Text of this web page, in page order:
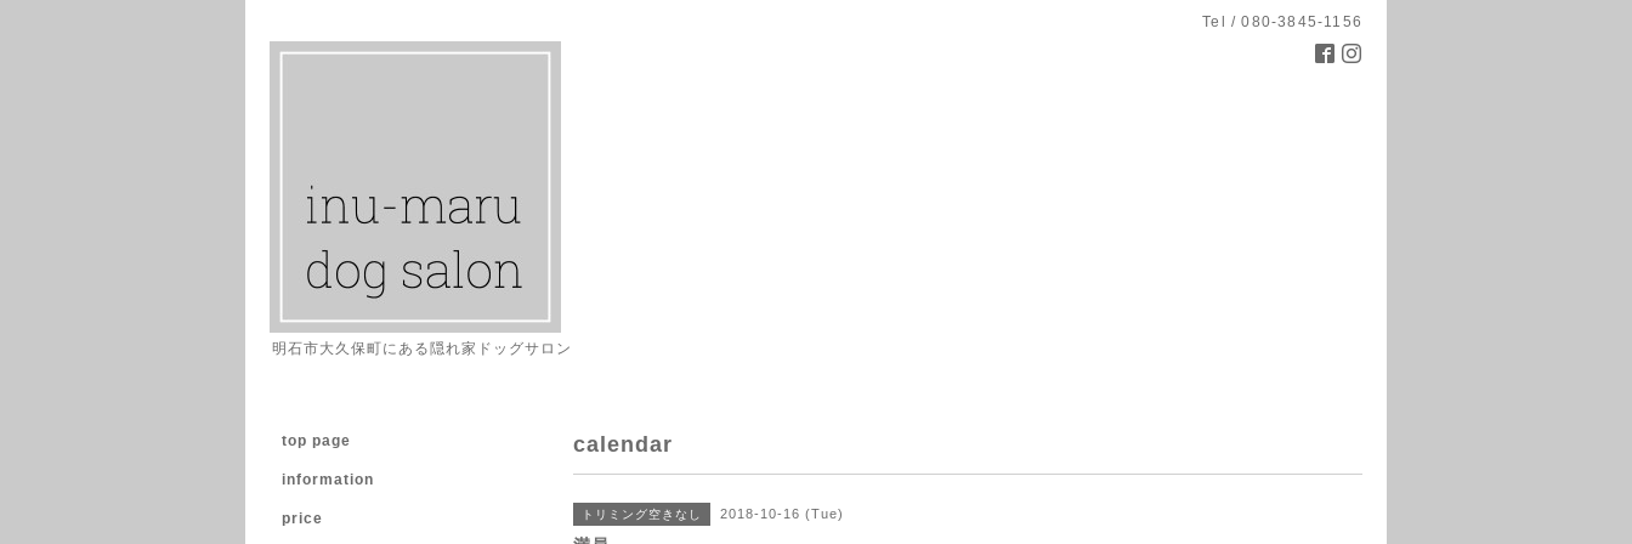
Tel / 080-3845-1156
明石市大久保町にある隠れ家ドッグサロン
calendar
トリミング空きなし 2018-10-16 (Tue)
top page
information
price